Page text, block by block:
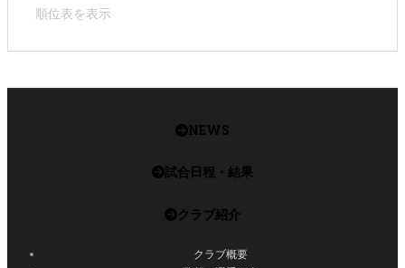
順位表を表示
NEWS
試合日程・結果
クラブ紹介
クラブ概要